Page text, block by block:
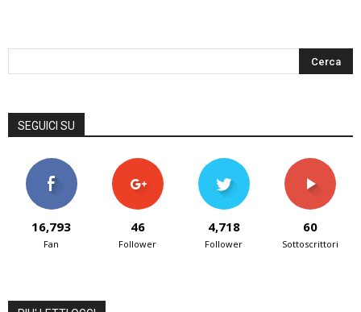
SEGUICI SU
16,793
Fan
46
Follower
4,718
Follower
60
Sottoscrittori